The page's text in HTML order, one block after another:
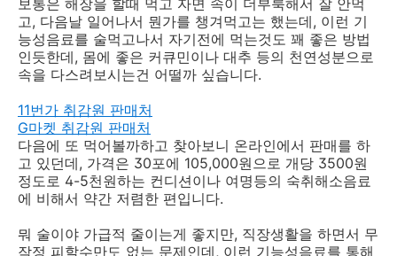
보통은 해장을 할때 먹고 자면 속이 더부룩해서 잘 안먹
고, 다음날 일어나서 뭔가를 챙겨먹고는 했는데, 이런 기
능성음료를 술먹고나서 자기전에 먹는것도 꽤 좋은 방법
인듯한데, 몸에 좋은 커큐민이나 대추 등의 천연성분으로
속을 다스려보시는건 어떨까 싶습니다.
11번가 취감원 판매처
G마켓 취감원 판매처
다음에 또 먹어볼까하고 찾아보니 온라인에서 판매를 하
고 있던데, 가격은 30포에 105,000원으로 개당 3500원
정도로 4-5천원하는 컨디션이나 여명등의 숙취해소음료
에 비해서 약간 저렴한 편입니다.
뭐 술이야 가급적 줄이는게 좋지만, 직장생활을 하면서 무
작정 피할수만도 없는 문제인데, 이런 기능성음료를 통해